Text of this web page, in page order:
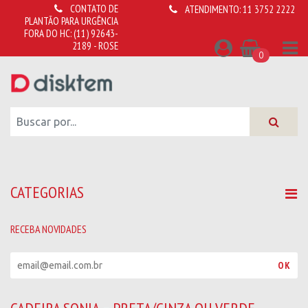
CONTATO DE
PLANTÃO PARA URGÊNCIA
FORA DO HC:(11) 92643-
2189 - ROSE
ATENDIMENTO:11 3752 2222
0
CATEGORIAS
RECEBA NOVIDADES
OK